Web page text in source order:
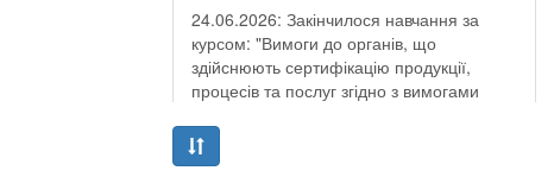
24.06.2026: Закінчилося навчання за
курсом: "Вимоги до органів, що
здійснюють сертифікацію продукції,
процесів та послуг згідно з вимогами
19.06.2026: Закінчилося навчання за